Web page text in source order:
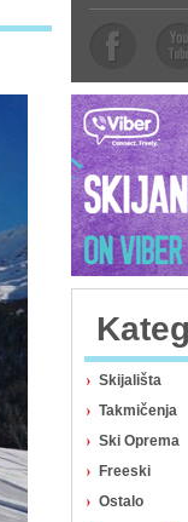
Skijališta
Takmičenja
Ski Oprema
Freeski
Ostalo